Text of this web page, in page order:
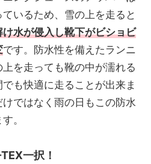
いるため、雪の上を走ると
水が侵入し靴下がビショビ
です。防水性を備えたランニ
を走っても靴の中が濡れる
も快適に走ることが出来ま
ではなく雨の日もこの防水
。
一択！